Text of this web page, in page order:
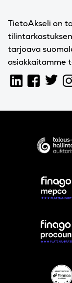
TietoAkseli on
tarjoava
asiakkaitamme